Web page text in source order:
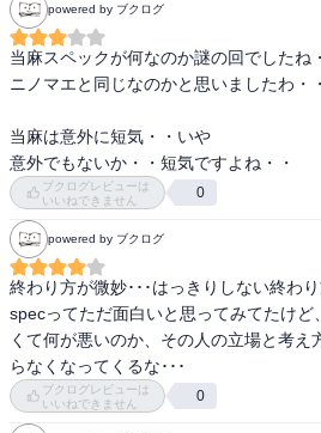
powered by ブクログ
当麻スペックが何なのか謎の回でしたね
ニノマエと同じなのかと思いましたわ・
当麻は意外に短気・・いや
意外でもないか・・短気ですよね・・
ブクログレビューは
いいねできません
0
powered by ブクログ
終わり方が微妙･･･はっきりしない終わ
specってただ面白いと思ってみてたけど
くて何が悪いのか、その人の立場と考え
らなくなってくるな･･･
ブクログレビューは
いいねできません
0